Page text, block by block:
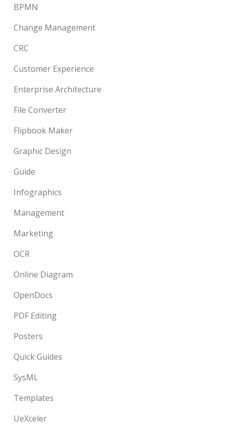
BPMN
Change Management
CRC
Customer Experience
Enterprise Architecture
File Converter
Flipbook Maker
Graphic Design
Guide
Infographics
Management
Marketing
OCR
Online Diagram
OpenDocs
PDF Editing
Posters
Quick Guides
SysML
Templates
UeXceler